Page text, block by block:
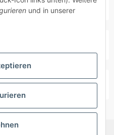
und in unserer